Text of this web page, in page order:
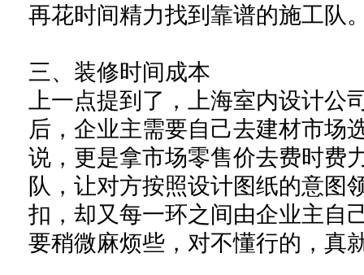
再花时间精力找到靠谱的施工队
三、 装修时间成本
上一点提到了，上海室内设计
后，企业主需要自己去建材市场
说，更是拿市场零售价去费时费
队，让对方按照设计图纸的意图
扣，却又每一环之间由企业主自
要稍微麻烦些，对不懂行的，真